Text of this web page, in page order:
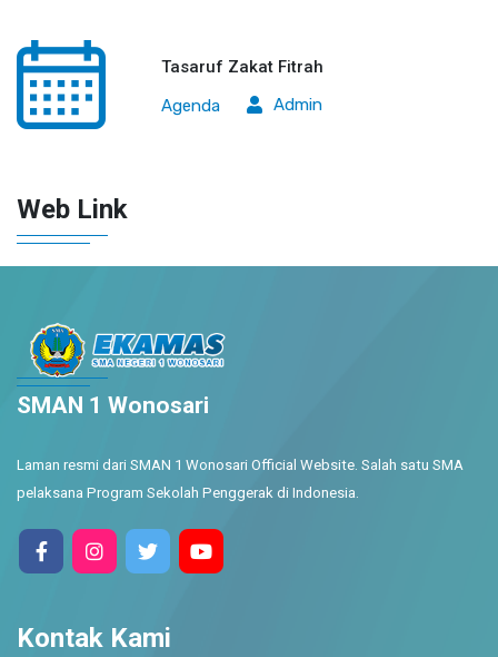
Tasaruf Zakat Fitrah
Agenda
Admin
Web Link
SMAN 1 Wonosari
Laman resmi dari SMAN 1 Wonosari Official Website. Salah satu SMA
pelaksana Program Sekolah Penggerak di Indonesia.
Kontak Kami